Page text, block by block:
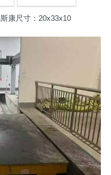
康尺寸：20x33x10